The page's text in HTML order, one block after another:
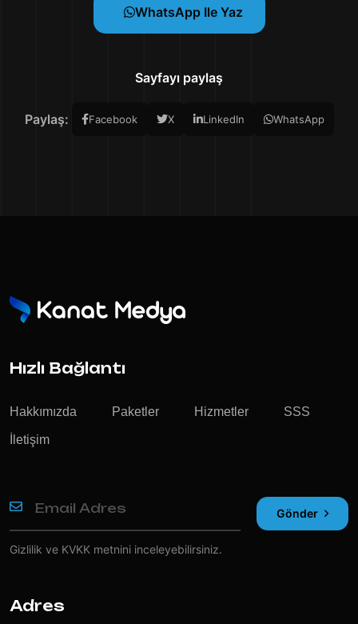
WhatsApp Ile Yaz
Sayfayı paylaş
Paylaş: Facebook X LinkedIn WhatsApp
Hızlı Bağlantı
Hakkımızda Paketler Hizmetler SSS
İletişim
Gönder
Gizlilik ve KVKK metnini inceleyebilirsiniz.
Adres